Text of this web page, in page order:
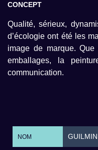
CONCEPT
Qualité, sérieux,
d’écologie ont été les
image de marque.
emballages, la
communication.
NOM GUILMIN